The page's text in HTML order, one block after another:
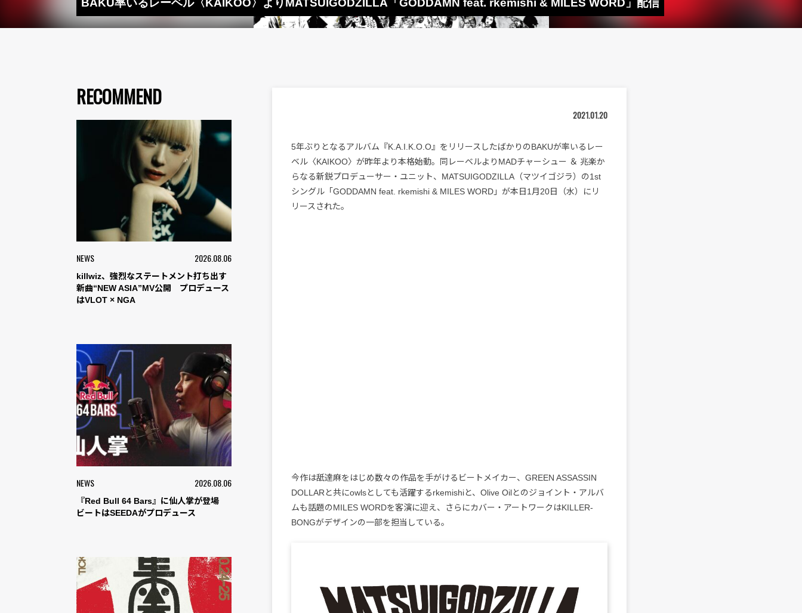
BAKU率いるレーベル〈KAIKOO〉よりMATSUIGODZILLA「GODDAMN feat. rkemishi & MILES WORD」配信
RECOMMEND
NEWS 2026.08.06
killwiz、強烈なステートメント打ち出す
新曲“NEW ASIA”MV公開 プロデュース
はVLOT × NGA
NEWS 2026.08.06
『Red Bull 64 Bars』に仙人掌が登場
ビートはSEEDAがプロデュース
2021.01.20
5年ぶりとなるアルバム『K.A.I.K.O.O』をリリースしたばかりのBAKUが率いるレー
ベル〈KAIKOO〉が昨年より本格始動。同レーベルよりMADチャーシュー ＆ 兆楽か
らなる新鋭プロデューサー・ユニット、MATSUIGODZILLA（マツイゴジラ）の1st
シングル「GODDAMN feat. rkemishi & MILES WORD」が本日1月20日（水）にリ
リースされた。
今作は舐達麻をはじめ数々の作品を手がけるビートメイカー、GREEN ASSASSIN
DOLLARと共にowlsとしても活躍するrkemishiと、Olive Oilとのジョイント・アルバ
ムも話題のMILES WORDを客演に迎え、さらにカバー・アートワークはKILLER-
BONGがデザインの一部を担当している。